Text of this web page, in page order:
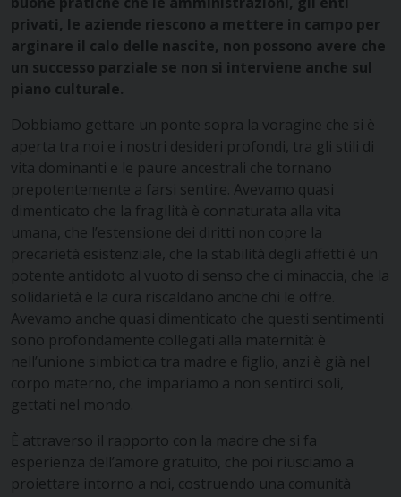
privati, le aziende riescono a mettere in campo per
arginare il calo delle nascite, non possono avere che
un successo parziale se non si interviene anche sul
piano culturale.
Dobbiamo gettare un ponte sopra la voragine che si è
aperta tra noi e i nostri desideri profondi, tra gli stili di
vita dominanti e le paure ancestrali che tornano
prepotentemente a farsi sentire. Avevamo quasi
dimenticato che la fragilità è connaturata alla vita
umana, che l’estensione dei diritti non copre la
precarietà esistenziale, che la stabilità degli affetti è un
potente antidoto al vuoto di senso che ci minaccia, che la
solidarietà e la cura riscaldano anche chi le offre.
Avevamo anche quasi dimenticato che questi sentimenti
sono profondamente collegati alla maternità: è
nell’unione simbiotica tra madre e figlio, anzi è già nel
corpo materno, che impariamo a non sentirci soli,
gettati nel mondo.
È attraverso il rapporto con la madre che si fa
esperienza dell’amore gratuito, che poi riusciamo a
proiettare intorno a noi, costruendo una comunità